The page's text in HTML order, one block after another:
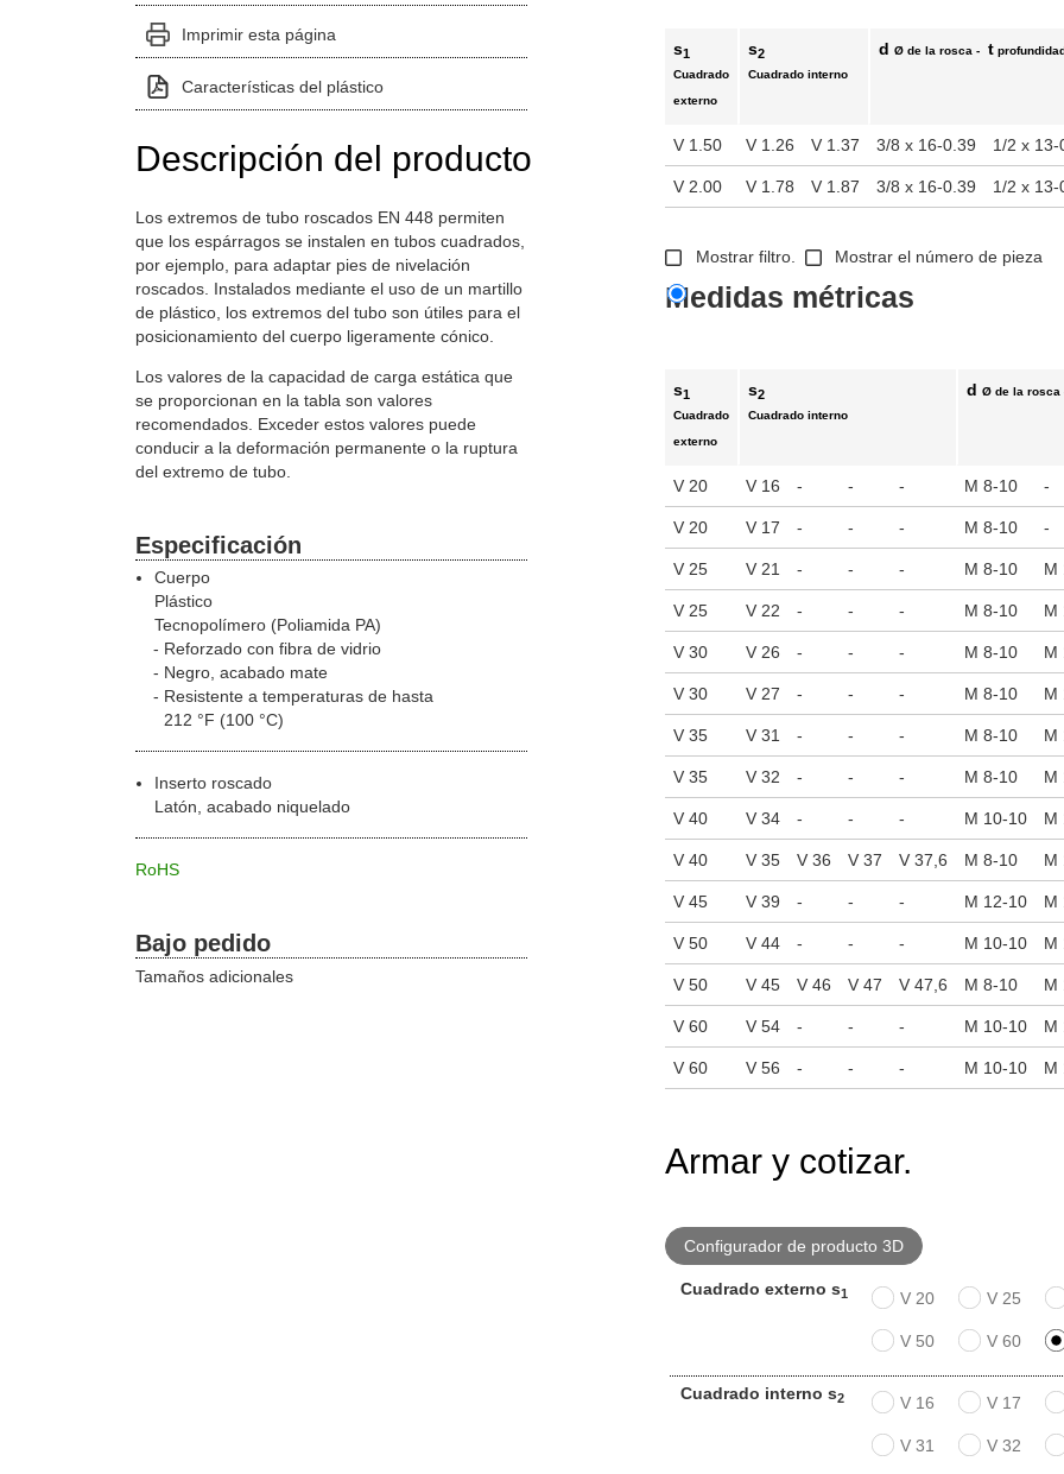
Imprimir esta página
Características del plástico
Descripción del producto
Los extremos de tubo roscados EN 448 permiten
que los espárragos se instalen en tubos cuadrados,
por ejemplo, para adaptar pies de nivelación
roscados. Instalados mediante el uso de un martillo
de plástico, los extremos del tubo son útiles para el
posicionamiento del cuerpo ligeramente cónico.
Los valores de la capacidad de carga estática que
se proporcionan en la tabla son valores
recomendados. Exceder estos valores puede
conducir a la deformación permanente o la ruptura
del extremo de tubo.
Especificación
Cuerpo
Plástico
Tecnopolímero (Poliamida PA)
Reforzado con fibra de vidrio
Negro, acabado mate
Resistente a temperaturas de hasta
212 °F (100 °C)
Inserto roscado
Latón, acabado niquelado
RoHS
Bajo pedido
Tamaños adicionales
s1
Cuadrado
externo
s2
Cuadrado interno
dØ de la rosca - t
V 1.50 V 1.26 V 1.37 3/8 x 16-0.39 1/2 x 13-
V 2.00 V 1.78 V 1.87 3/8 x 16-0.39 1/2 x 13-
Mostrar filtro. Mostrar el número de pieza
Medidas métricas
s1
Cuadrado
externo
s2
Cuadrado interno
dØ de la rosca
V 20 V 16 - - - M 8-10 -
V 20 V 17 - - - M 8-10 -
V 25 V 21 - - - M 8-10 M
V 25 V 22 - - - M 8-10 M
V 30 V 26 - - - M 8-10 M
V 30 V 27 - - - M 8-10 M
V 35 V 31 - - - M 8-10 M
V 35 V 32 - - - M 8-10 M
V 40 V 34 - - - M 10-10 M
V 40 V 35 V 36 V 37 V 37,6 M 8-10 M
V 45 V 39 - - - M 12-10 M
V 50 V 44 - - - M 10-10 M
V 50 V 45 V 46 V 47 V 47,6 M 8-10 M
V 60 V 54 - - - M 10-10 M
V 60 V 56 - - - M 10-10 M
Armar y cotizar.
Configurador de producto 3D
Cuadrado externo s1 V 20 V 25
V 50 V 60
Cuadrado interno s2 V 16 V 17
V 31 V 32